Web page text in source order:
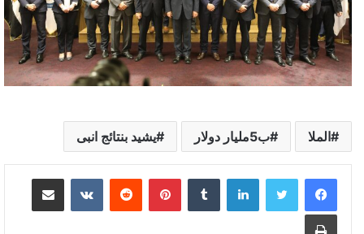
الملا ب5مليار دولار يشيد بنتائج انبى
لينكدإن بينتيريست مشاركة عبر البريد
طباعة